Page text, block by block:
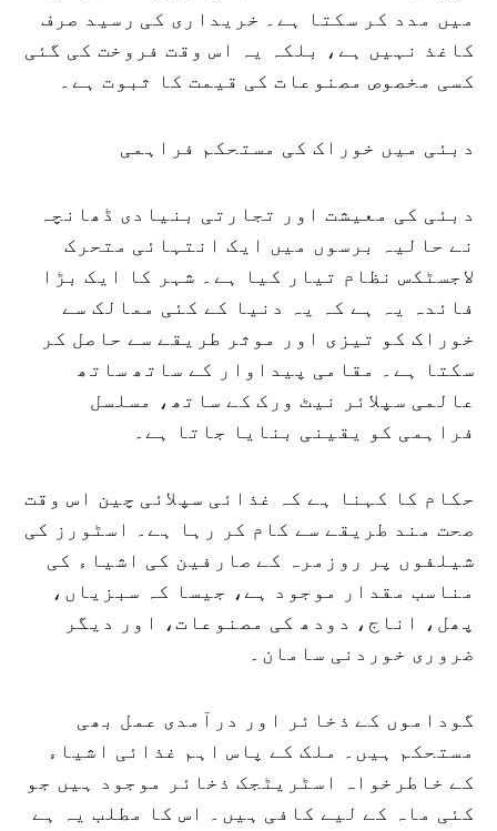
میں مدد کر سکتا ہے۔ خریداری کی رسید صرف
کاغذ نہیں ہے، بلکہ یہ اس وقت فروخت کی گئی
کسی مخصوص مصنوعات کی قیمت کا ثبوت ہے۔
دبئی میں خوراک کی مستحکم فراہمی
دبئی کی معیشت اور تجارتی بنیادی ڈھانچہ
نے حالیہ برسوں میں ایک انتہائی متحرک
لاجسٹکس نظام تیار کیا ہے۔ شہر کا ایک بڑا
فائدہ یہ ہے کہ یہ دنیا کے کئی ممالک سے
خوراک کو تیزی اور موثر طریقے سے حاصل کر
سکتا ہے۔ مقامی پیداوار کے ساتھ ساتھ
عالمی سپلائر نیٹ ورک کے ساتھ، مسلسل
فراہمی کو یقینی بنایا جاتا ہے۔
حکام کا کہنا ہے کہ غذائی سپلائی چین اس وقت
صحت مند طریقے سے کام کر رہا ہے۔ اسٹورز کی
شیلفوں پر روزمرہ کے صارفین کی اشیاء کی
مناسب مقدار موجود ہے، جیسا کہ سبزیاں،
پھل، اناج، دودھ کی مصنوعات، اور دیگر
ضروری خوردنی سامان۔
گوداموں کے ذخائر اور درآمدی عمل بھی
مستحکم ہیں۔ ملک کے پاس اہم غذائی اشیاء
کے خاطرخواہ اسٹریٹجک ذخائر موجود ہیں جو
کئی ماہ کے لیے کافی ہیں۔ اس کا مطلب یہ ہے